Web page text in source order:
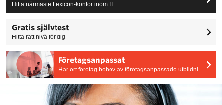
Hitta närmaste Lexicon-kontor inom IT
Gratis självtest
Hitta rätt nivå för dig
Företagsanpassat
Har ert företag behov av företagsanpassade utbildningar? Vi skräddarsyr utbildningens tid, plats och innehåll efter era behov.